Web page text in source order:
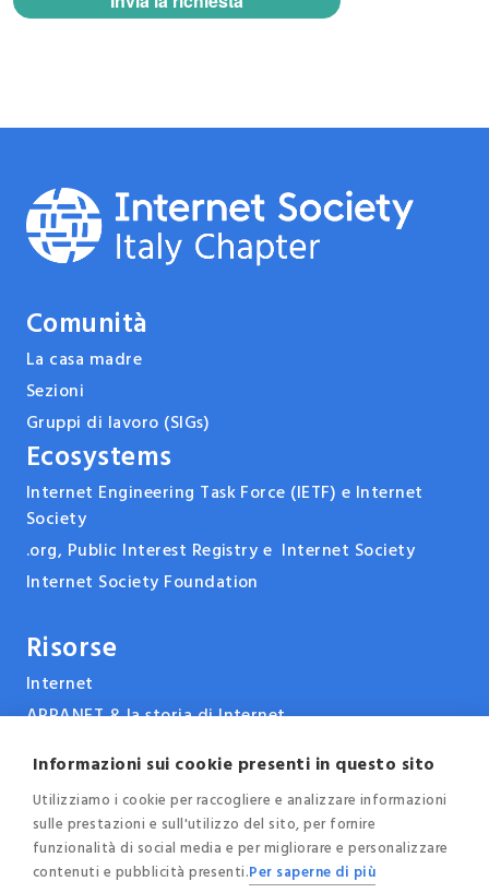
Comunità
La casa madre
Sezioni
Gruppi di lavoro (SIGs)
Ecosystems
Internet Engineering Task Force (IETF) e Internet
Society
.org, Public Interest Registry e Internet Society
Internet Society Foundation
Risorse
Internet
ARPANET & la storia di Internet
Report, pubblicazioni e documenti
Eventi e conferenze
News
Blog
Informazioni sui cookie presenti in questo sito
Utilizziamo i cookie per raccogliere e analizzare informazioni
sulle prestazioni e sull'utilizzo del sito, per fornire
funzionalità di social media e per migliorare e personalizzare
contenuti e pubblicità presenti.Per saperne di più